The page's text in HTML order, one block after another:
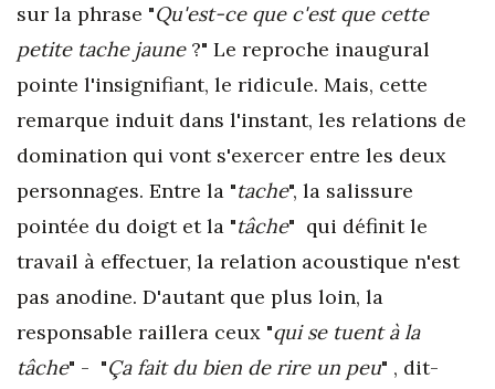
sur la phrase "Qu'est-ce que c'est que cette
petite tache jaune?" Le reproche inaugural
pointe l'insignifiant, le ridicule. Mais, cette
remarque induit dans l'instant, les relations de
domination qui vont s'exercer entre les deux
personnages. Entre la "tache", la salissure
pointée du doigt et la "tâche" qui définit le
travail à effectuer, la relation acoustique n'est
pas anodine. D'autant que plus loin, la
responsable raillera ceux "qui se tuent à la
tâche" - "Ça fait du bien de rire un peu" , dit-